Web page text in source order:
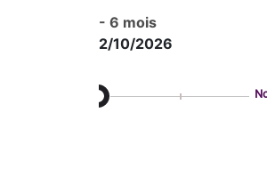
- 6 mois
2/10/2026